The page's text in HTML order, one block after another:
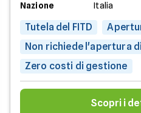
Nazione
Italia
Tutela del FITD
Non richiede l'apertura
Zero costi di gestione
Scopri i